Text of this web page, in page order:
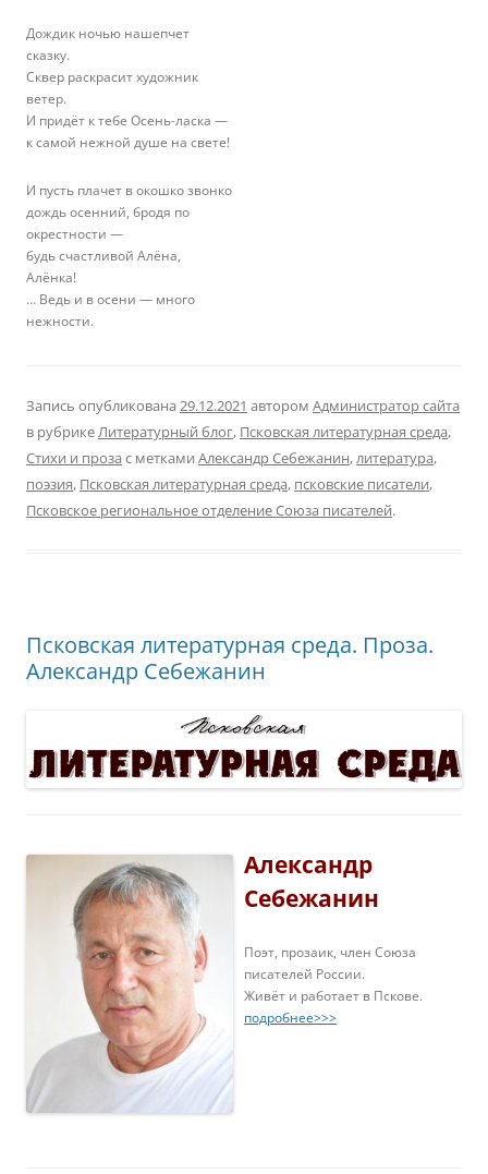
Дождик ночью нашепчет
сказку.
Сквер раскрасит художник
ветер.
И придёт к тебе Осень-ласка —
к самой нежной душе на свете!
И пусть плачет в окошко звонко
дождь осенний, бродя по
окрестности —
будь счастливой Алёна,
Алёнка!
… Ведь и в осени — много
нежности.
Запись опубликована 29.12.2021 автором Администратор сайта
в рубрикеЛитературный блог, Псковская литературная среда,
Стихи и проза с метками Александр Себежанин,литература,
поэзия, Псковская литературная среда, псковские писатели,
Псковское региональное отделение Союза писателей.
Псковская литературная среда. Проза.
Александр Себежанин
Александр
Себежанин
Поэт, прозаик, член Союза
писателей России.
Живёт и работает в Пскове.
подробнее>>>